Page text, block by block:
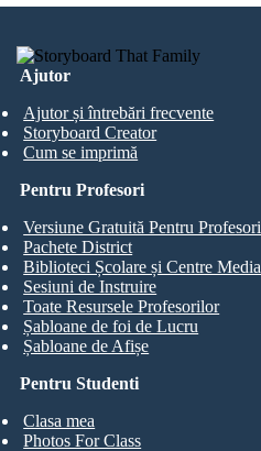
Ajutor
Ajutor și întrebări frecvente
Storyboard Creator
Cum se imprimă
Pentru Studenti
Clasa mea
Photos For Class
Pentru Profesori
Versiune Gratuită Pentru Profesori
Pachete District
Biblioteci Școlare și Centre Media
Sesiuni de Instruire
Toate Resursele Profesorilor
Șabloane de foi de Lucru
Șabloane de Afișe